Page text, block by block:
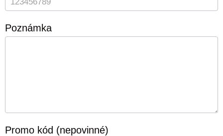
Poznámka
Promo kód (nepovinné)